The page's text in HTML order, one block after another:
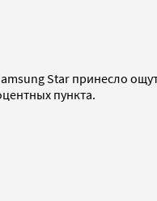
Star принесло
пункта.